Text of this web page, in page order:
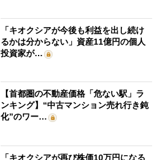
「キオクシアが今後も利益を出し続け
るかは分からない」資産11億円の個人
投資家が…
【首都圏の不動産価格「危ない駅」ラ
ンキング】“中古マンション売れ行き鈍
化”のワー…
「キオクシアが再び株価10万円になる